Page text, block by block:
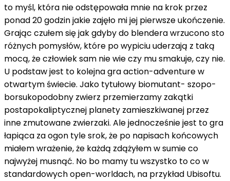
to myśl, która nie odstępowała mnie na krok przez
ponad 20 godzin jakie zajęło mi jej pierwsze ukończenie.
Grając czułem się jak gdyby do blendera wrzucono sto
różnych pomysłów, które po wypiciu uderzają z taką
mocą, że człowiek sam nie wie czy mu smakuje, czy nie.
U podstaw jest to kolejna gra action-adventure w
otwartym świecie. Jako tytułowy biomutant- szopo-
borsukopodobny zwierz przemierzamy zakątki
postapokaliptycznej planety zamieszkiwanej przez
inne zmutowane zwierzaki. Ale jednocześnie jest to gra
łapiąca za ogon tyle srok, że po napisach końcowych
miałem wrażenie, że każdą zdążyłem w sumie co
najwyżej musnąć. No bo mamy tu wszystko to co w
standardowych open-worldach, na przykład Ubisoftu.